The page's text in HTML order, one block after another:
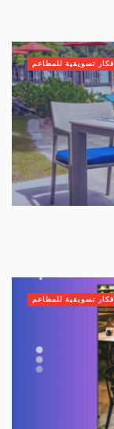
أفكار تسويقية للمطاعم
أفكار تسويقية للمطاعم